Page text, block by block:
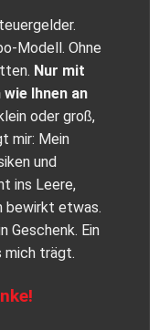
Modell. Ohne
Nur mit
Ihnen an
oder groß,
mir: Mein
und
ins Leere,
bewirkt etwas.
Geschenk. Ein
mich trägt.